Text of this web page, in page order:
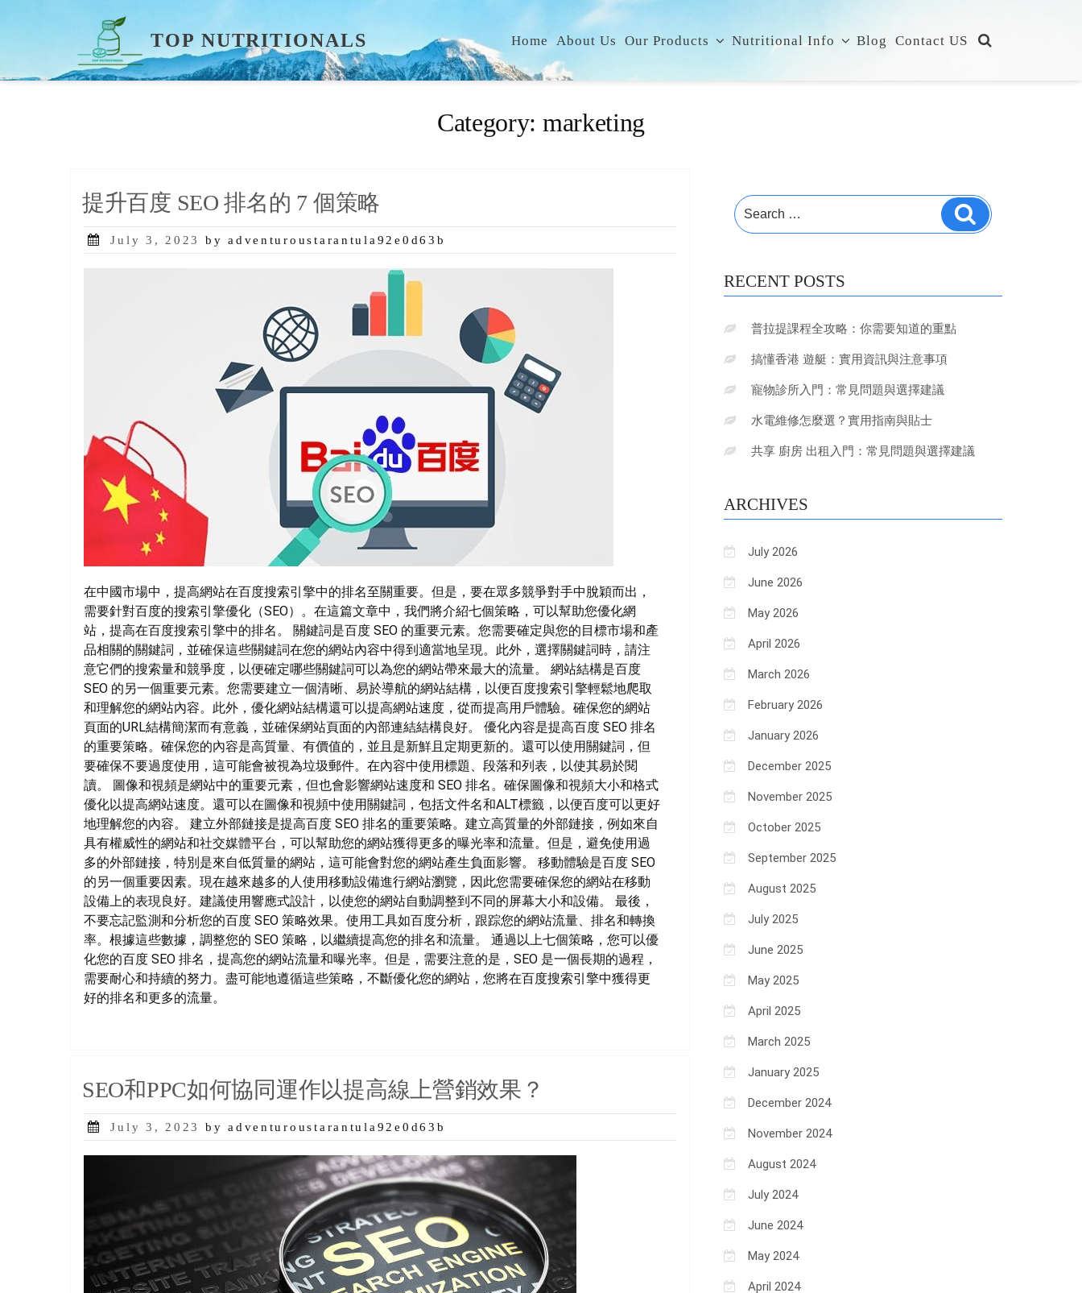
TOP NUTRITIONALS Home About Us Our Products Nutritional Info Blog Contact US
Category: marketing
提升百度 SEO 排名的 7 個策略
Posted
July 3, 2023 by adventuroustarantula92e0d63b
在中國市場中，提高網站在百度搜索引擎中的排名至關重要。但是，要在眾多競爭對手中脫穎而出，
需要針對百度的搜索引擎優化（SEO）。在這篇文章中，我們將介紹七個策略，可以幫助您優化網
站，提高在百度搜索引擎中的排名。 關鍵詞是百度 SEO 的重要元素。您需要確定與您的目標市場和產
品相關的關鍵詞，並確保這些關鍵詞在您的網站內容中得到適當地呈現。此外，選擇關鍵詞時，請注
意它們的搜索量和競爭度，以便確定哪些關鍵詞可以為您的網站帶來最大的流量。 網站結構是百度
SEO 的另一個重要元素。您需要建立一個清晰、易於導航的網站結構，以便百度搜索引擎輕鬆地爬取
和理解您的網站內容。此外，優化網站結構還可以提高網站速度，從而提高用戶體驗。確保您的網站
頁面的URL結構簡潔而有意義，並確保網站頁面的內部連結結構良好。 優化內容是提高百度 SEO 排名
的重要策略。確保您的內容是高質量、有價值的，並且是新鮮且定期更新的。還可以使用關鍵詞，但
要確保不要過度使用，這可能會被視為垃圾郵件。在內容中使用標題、段落和列表，以使其易於閱
讀。 圖像和視頻是網站中的重要元素，但也會影響網站速度和 SEO 排名。確保圖像和視頻大小和格式
優化以提高網站速度。還可以在圖像和視頻中使用關鍵詞，包括文件名和ALT標籤，以便百度可以更好
地理解您的內容。 建立外部鏈接是提高百度 SEO 排名的重要策略。建立高質量的外部鏈接，例如來自
具有權威性的網站和社交媒體平台，可以幫助您的網站獲得更多的曝光率和流量。但是，避免使用過
多的外部鏈接，特別是來自低質量的網站，這可能會對您的網站產生負面影響。 移動體驗是百度 SEO
的另一個重要因素。現在越來越多的人使用移動設備進行網站瀏覽，因此您需要確保您的網站在移動
設備上的表現良好。建議使用響應式設計，以使您的網站自動調整到不同的屏幕大小和設備。 最後，
不要忘記監測和分析您的百度 SEO 策略效果。使用工具如百度分析，跟踪您的網站流量、排名和轉換
率。根據這些數據，調整您的 SEO 策略，以繼續提高您的排名和流量。 通過以上七個策略，您可以優
化您的百度 SEO 排名，提高您的網站流量和曝光率。但是，需要注意的是，SEO 是一個長期的過程，
需要耐心和持續的努力。盡可能地遵循這些策略，不斷優化您的網站，您將在百度搜索引擎中獲得更
好的排名和更多的流量。
SEO和PPC如何協同運作以提高線上營銷效果？
Posted
July 3, 2023 by adventuroustarantula92e0d63b
Search
for:
Search
RECENT POSTS
普拉提課程全攻略：你需要知道的重點
搞懂香港 遊艇：實用資訊與注意事項
寵物診所入門：常見問題與選擇建議
水電維修怎麼選？實用指南與貼士
共享 廚房 出租入門：常見問題與選擇建議
ARCHIVES
July 2026
June 2026
May 2026
April 2026
March 2026
February 2026
January 2026
December 2025
November 2025
October 2025
September 2025
August 2025
July 2025
June 2025
May 2025
April 2025
March 2025
January 2025
December 2024
November 2024
August 2024
July 2024
June 2024
May 2024
April 2024